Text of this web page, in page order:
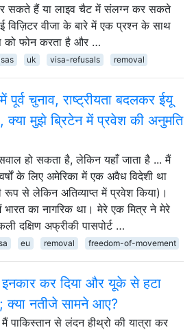
सकते हैं या लाइव चैट में संलग्न कर सकते
विज़िटर वीजा के बारे में एक प्रश्न के साथ
को फोन करता है और …
uk visa-refusals removal
पूर्व चुनाव, राष्ट्रीयता बदलकर ईयू
क्या मुझे ब्रिटेन में प्रवेश की अनुमति
हो सकता है, लेकिन यहाँ जाता है ... मैं
के लिए अमेरिका में एक अवैध विदेशी था
रूप से लेकिन अतिव्याप्त में प्रवेश किया)।
का नागरिक था। मेरे एक मित्र ने मेरे
दक्षिण अफ्रीकी पासपोर्ट …
eu removal freedom-of-movement
कर दिया और यूके से हटा
क्या नतीजे सामने आए?
पाकिस्तान से लंदन हीथ्रो की यात्रा कर